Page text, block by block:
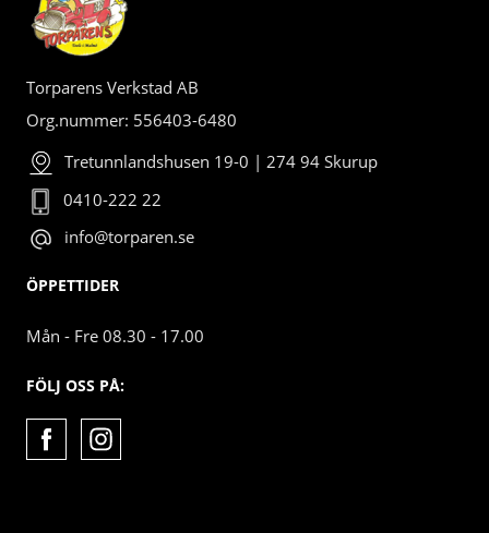
Torparens Verkstad AB
Org.nummer: 556403-6480
Tretunnlandshusen 19-0 | 274 94 Skurup
0410-222 22
info@torparen.se
ÖPPETTIDER
Mån - Fre 08.30 - 17.00
FÖLJ OSS PÅ: